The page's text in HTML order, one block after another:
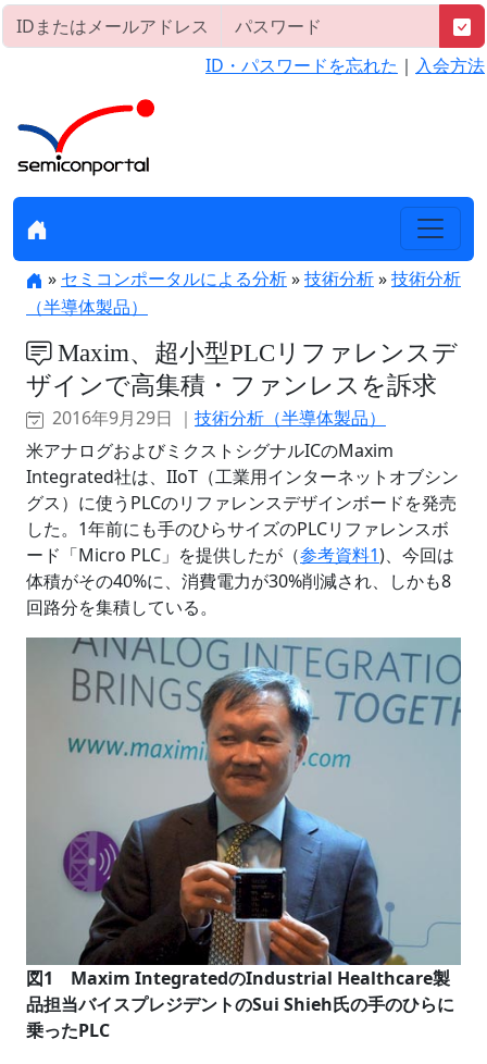
ID・パスワードを忘れた ｜ 入会方法
» セミコンポータルによる分析»技術分析»技術分析
（半導体製品）
Maxim、超小型PLCリファレンスデ
ザインで高集積・ファンレスを訴求
2016年9月29日 ｜ 技術分析（半導体製品）
米アナログおよびミクストシグナルICのMaxim
Integrated社は、IIoT（工業用インターネットオブシン
グス）に使うPLCのリファレンスデザインボードを発売
した。1年前にも手のひらサイズのPLCリファレンスボ
ード「Micro PLC」を提供したが（参考資料1)、今回は
体積がその40%に、消費電力が30%削減され、しかも8
回路分を集積している。
図1 Maxim IntegratedのIndustrial Healthcare製
品担当バイスプレジデントのSui Shieh氏の手のひらに
乗ったPLC